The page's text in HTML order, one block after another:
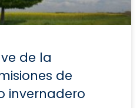
de la
de
invernadero